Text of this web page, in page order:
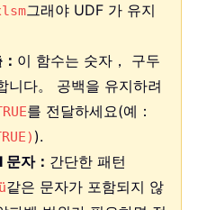
그래야 UDF 가 유지
이 함수는 숫자， 구두
니다。 공백을 유지하려
를 전달하세요(예：
).
자： 간단한 패턴
같은 문자가 포함되지 않